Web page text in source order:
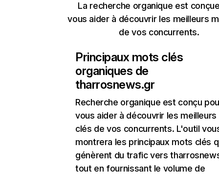
La recherche organique est
vous aider à découvrir les meilleurs
de vos concurrents.
Principaux mots clés
organiques de
tharrosnews.gr
Recherche organique est conçu
vous aider à découvrir les
clés de vos concurrents. L'outil
montrera les principaux mots clés
génèrent du trafic vers
tout en fournissant le volume de